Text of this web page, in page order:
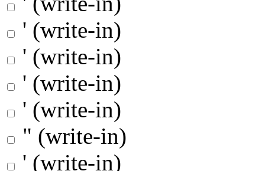
' (write-in)
' (write-in)
' (write-in)
' (write-in)
" (write-in)
' (write-in)